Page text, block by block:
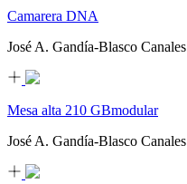
Camarera DNA
José A. Gandía-Blasco Canales
Mesa alta 210 GBmodular
José A. Gandía-Blasco Canales